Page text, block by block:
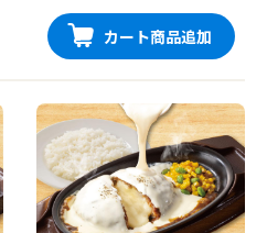
カート商品追加